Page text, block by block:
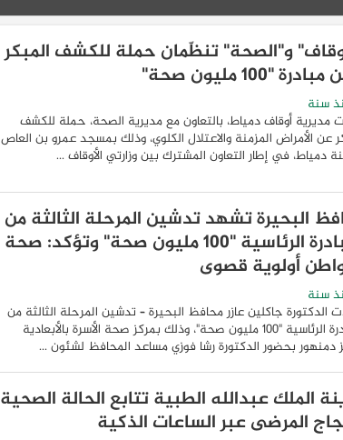
و"الصحة" تنظّمان حملة للكشف المبكر
"100 مليون صحة"
سنة
مديرية أوقاف دمياط، بالتعاون مع مديرية الصحة، حملة للكشف
عن الأمراض المزمنة والاعتلال الكلوي، وذلك بمسجد عمرو بن العاص
دمياط، في إطار التعاون المشترك بين وزارتي الأوقاف ...
البحيرة تشهد تدشين المرحلة الثالثة من
المبادرة الرئاسية "100 مليون صحة" وتؤكد: صحة
أولوية قصوى
سنة
جاكلين عازر محافظ البحيرة – تدشين المرحلة الثالثة من
المبادرة الرئاسية "100 مليون صحة"، وذلك بمركز صحة الأسرة بالأبعادية
دمنهور بحضور الدكتورة رشا فوزي مساعد المحافظ لشئون ...
الملك عبدالله الطبية تتابع الحالة الصحية
المرضى عبر الساعات الذكية